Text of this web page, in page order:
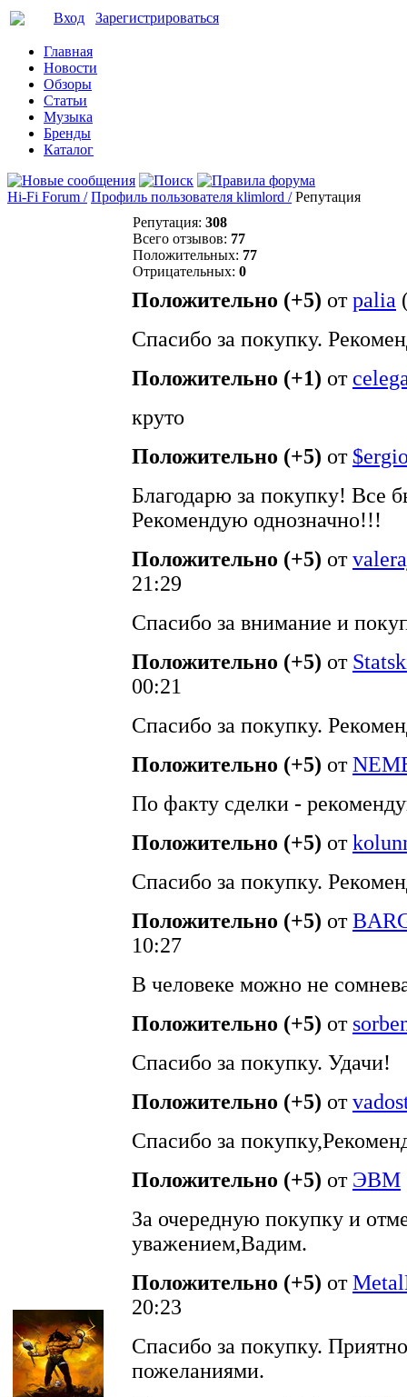
Вход Зарегистрироваться
Главная
Новости
Обзоры
Статьи
Музыка
Бренды
Каталог
Hi-Fi Forum / Профиль пользователя klimlord / Репутация
Репутация: 308
Всего отзывов: 77
Положительных: 77
Отрицательных: 0
Положительно (+5) отpalia
Спасибо за покупку.
Положительно (+1) от
круто
Положительно (+5) от
Благодарю за покупку! Все
Рекомендую однозначно!!!
Положительно (+5) от
21:29
Спасибо за внимание и
Положительно (+5) от
00:21
Спасибо за покупку.
Положительно (+5) от
По факту сделки -
Положительно (+5) от
Спасибо за покупку.
Положительно (+5) от
10:27
В человеке можно не
Положительно (+5) от
Спасибо за покупку. Удачи!
Положительно (+5) от
Спасибо за
Положительно (+5) от ЭВМ
За очередную покупку и
уважением,Вадим.
Положительно (+5) от
20:23
Спасибо за покупку.
пожеланиями.